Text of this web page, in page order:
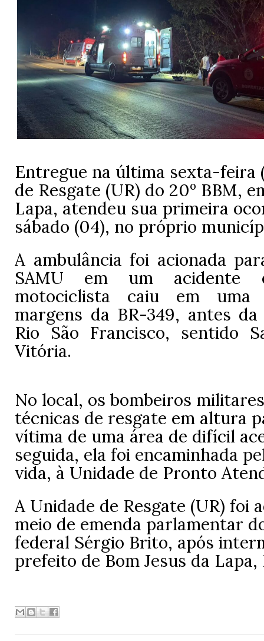
Entregue na última sexta-feira
de Resgate (UR) do 20º BBM,
Lapa, atendeu sua primeira
sábado (04), no próprio
A ambulância foi acionada
SAMU em um acidente
motociclista caiu em uma
margens da BR-349, antes
Rio São Francisco, sentido
Vitória.
No local, os bombeiros
técnicas de resgate em altura
vítima de uma área de difícil
seguida, ela foi encaminhada
vida, à Unidade de Pronto
A Unidade de Resgate (UR) foi
meio de emenda parlamentar
federal Sérgio Brito, após
prefeito de Bom Jesus da